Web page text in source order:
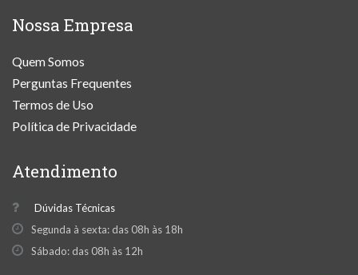
Nossa Empresa
Quem Somos
Perguntas Frequentes
Termos de Uso
Política de Privacidade
Atendimento
Dúvidas Técnicas
Segunda à sexta: das 08h às 18h
Sábado: das 08h às 12h